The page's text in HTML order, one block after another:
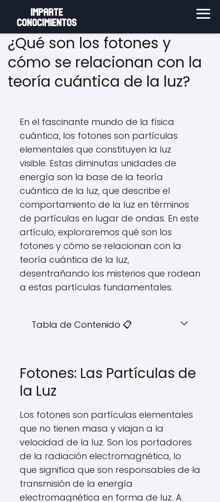
¿Qué son los fotones y
cómo se relacionan con la
teoría cuántica de la luz?
En el fascinante mundo de la física
cuántica, los fotones son partículas
elementales que constituyen la luz
visible. Estas diminutas unidades de
energía son la base de la teoría
cuántica de la luz, que describe el
comportamiento de la luz en términos
de partículas en lugar de ondas. En este
artículo, exploraremos qué son los
fotones y cómo se relacionan con la
teoría cuántica de la luz,
desentrañando los misterios que rodean
a estas partículas fundamentales.
Tabla de Contenido 📋
Fotones: Las Partículas de
la Luz
Los fotones son partículas elementales
que no tienen masa y viajan a la
velocidad de la luz. Son los portadores
de la radiación electromagnética, lo
que significa que son responsables de la
transmisión de la energía
electromagnética en forma de luz. A